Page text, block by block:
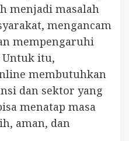
menjadi masalah
mengancam
mempengaruhi
Untuk itu,
membutuhkan
dan sektor yang
menatap masa
aman, dan